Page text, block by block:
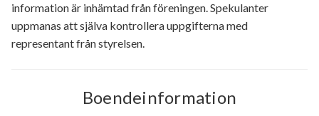
information är inhämtad från föreningen. Spekulanter
uppmanas att själva kontrollera uppgifterna med
representant från styrelsen.
Boendeinformation